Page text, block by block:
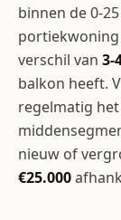
binnen de 0-
verschil van 3-
balkon heeft.
regelmatig
nieuw of
€25.000